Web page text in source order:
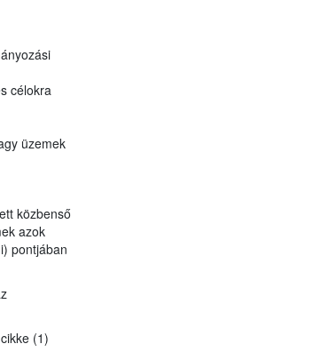
célokra
üzemek
közbenső
azok
pontjában
(1)